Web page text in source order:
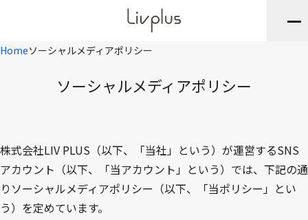
Homeソーシャルメディアポリシー
ソーシャルメディアポリシー
株式会社LIV PLUS（以下、「当社」という）が運営するSNS
アカウント（以下、「当アカウント」という）では、下記の通
りソーシャルメディアポリシー（以下、「当ポリシー」とい
う）を定めています。